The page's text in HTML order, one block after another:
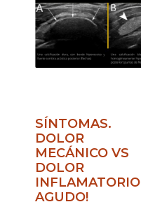
SÍNTOMAS.
DOLOR
MECÁNICO VS
DOLOR
INFLAMATORIO
AGUDO!